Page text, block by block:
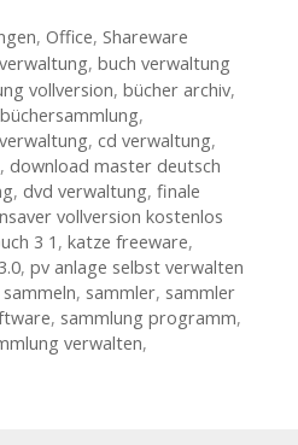
, Office, Shareware
, buch verwaltung
vollversion, bücher archiv,
büchersammlung,
, cd verwaltung,
, download master deutsch
, dvd verwaltung, finale
vollversion kostenlos
3 1 , katze freeware,
, pv anlage selbst verwalten
sammeln, sammler, sammler
, sammlung programm,
verwalten,